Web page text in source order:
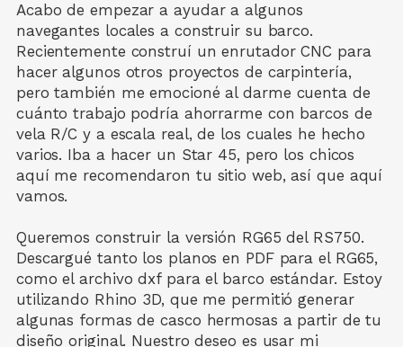
Acabo de empezar a ayudar a algunos
navegantes locales a construir su barco.
Recientemente construí un enrutador CNC para
hacer algunos otros proyectos de carpintería,
pero también me emocioné al darme cuenta de
cuánto trabajo podría ahorrarme con barcos de
vela R/C y a escala real, de los cuales he hecho
varios. Iba a hacer un Star 45, pero los chicos
aquí me recomendaron tu sitio web, así que aquí
vamos.
Queremos construir la versión RG65 del RS750.
Descargué tanto los planos en PDF para el RG65,
como el archivo dxf para el barco estándar. Estoy
utilizando Rhino 3D, que me permitió generar
algunas formas de casco hermosas a partir de tu
diseño original. Nuestro deseo es usar mi